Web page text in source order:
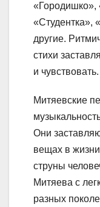
«Городишко»,
«Студентка»,
другие.
стихи
и чувствовать.
Митяевские
Они
вещах в
струны
Митяева с
разных